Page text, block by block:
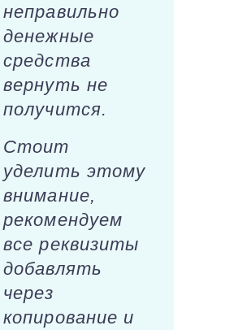
неправильно
денежные
средства
вернуть не
получится.
Стоит
уделить этому
внимание,
рекомендуем
все реквизиты
добавлять
через
копирование и